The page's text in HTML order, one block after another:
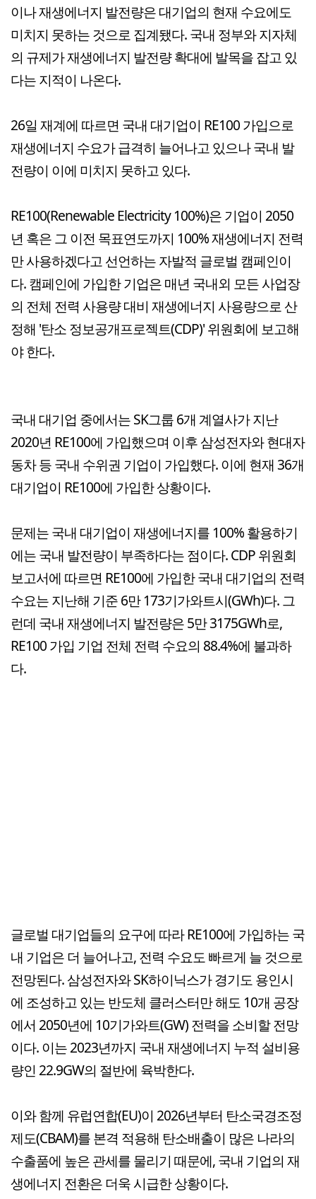
이나 재생에너지 발전량은 대기업의 현재 수요에도
미치지 못하는 것으로 집계됐다. 국내 정부와 지자체
의 규제가 재생에너지 발전량 확대에 발목을 잡고 있
다는 지적이 나온다.
26일 재계에 따르면 국내 대기업이 RE100 가입으로
재생에너지 수요가 급격히 늘어나고 있으나 국내 발
전량이 이에 미치지 못하고 있다.
RE100(Renewable Electricity 100%)은 기업이 2050
년 혹은 그 이전 목표연도까지 100% 재생에너지 전력
만 사용하겠다고 선언하는 자발적 글로벌 캠페인이
다. 캠페인에 가입한 기업은 매년 국내외 모든 사업장
의 전체 전력 사용량 대비 재생에너지 사용량으로 산
정해 '탄소 정보공개프로젝트(CDP)' 위원회에 보고해
야 한다.
국내 대기업 중에서는 SK그룹 6개 계열사가 지난
2020년 RE100에 가입했으며 이후 삼성전자와 현대자
동차 등 국내 수위권 기업이 가입했다. 이에 현재 36개
대기업이 RE100에 가입한 상황이다.
문제는 국내 대기업이 재생에너지를 100% 활용하기
에는 국내 발전량이 부족하다는 점이다. CDP 위원회
보고서에 따르면 RE100에 가입한 국내 대기업의 전력
수요는 지난해 기준 6만 173기가와트시(GWh)다. 그
런데 국내 재생에너지 발전량은 5만 3175GWh로,
RE100 가입 기업 전체 전력 수요의 88.4%에 불과하
다.
글로벌 대기업들의 요구에 따라 RE100에 가입하는 국
내 기업은 더 늘어나고, 전력 수요도 빠르게 늘 것으로
전망된다. 삼성전자와 SK하이닉스가 경기도 용인시
에 조성하고 있는 반도체 클러스터만 해도 10개 공장
에서 2050년에 10기가와트(GW) 전력을 소비할 전망
이다. 이는 2023년까지 국내 재생에너지 누적 설비용
량인 22.9GW의 절반에 육박한다.
이와 함께 유럽연합(EU)이 2026년부터 탄소국경조정
제도(CBAM)를 본격 적용해 탄소배출이 많은 나라의
수출품에 높은 관세를 물리기 때문에, 국내 기업의 재
생에너지 전환은 더욱 시급한 상황이다.